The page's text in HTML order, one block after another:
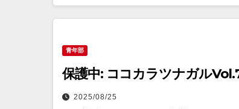
青年部
保護中: ココカラツナガル
2025/08/25